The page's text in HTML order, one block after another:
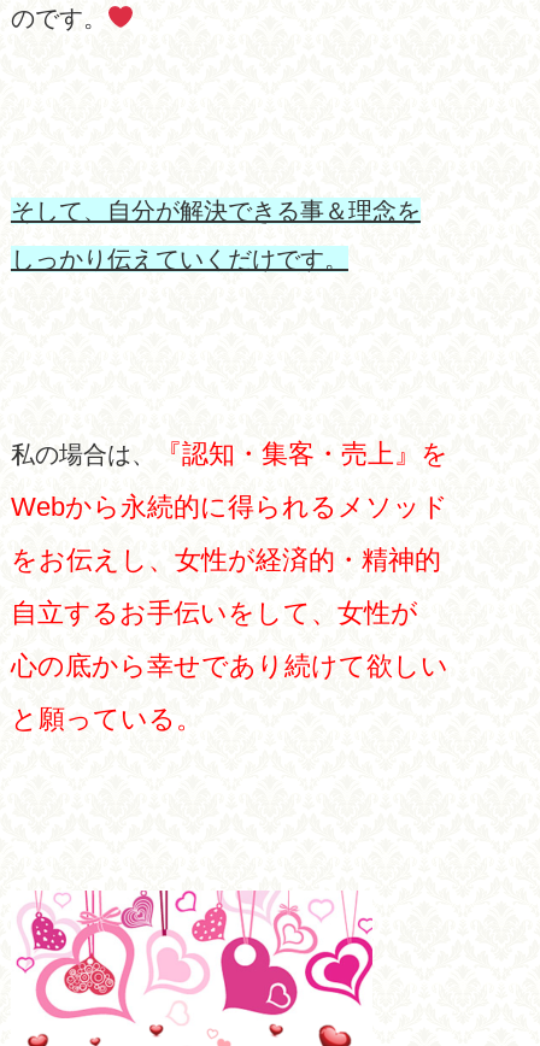
のです。
そして、自分が解決できる事＆理念を
しっかり伝えていくだけです。
私の場合は、
『認知・集客・売上』を
Webから永続的に得られるメソッド
をお伝えし、女性が経済的・精神的
自立するお手伝いをして、女性が
心の底から幸せであり続けて欲しい
と願っている。